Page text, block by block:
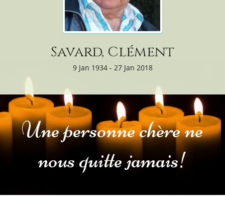
Savard, Clément
9 Jan 1934 - 27 Jan 2018
Une personne chère ne
nous quitte jamais!